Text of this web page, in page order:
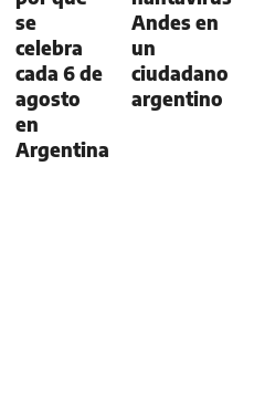
se
celebra
cada 6 de
agosto
en
Argentina
Andes en
un
ciudadano
argentino